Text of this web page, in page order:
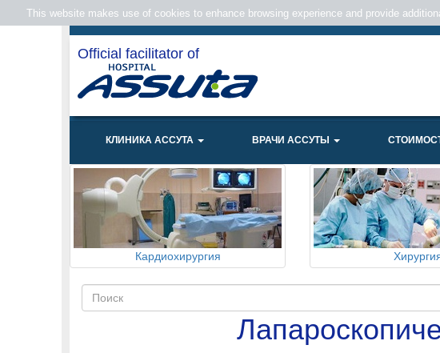
Official facilitator of
КЛИНИКА АССУТА ВРАЧИ АССУТЫ
Кардиохирургия
This website makes use of cookies to enhance browsing experience and provide